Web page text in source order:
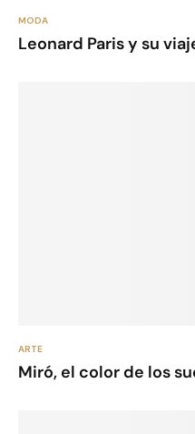
MODA
Leonard Paris y su
ARTE
Miró, el color de los